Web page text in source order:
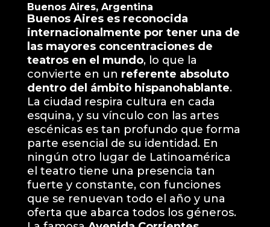
Buenos Aires, Argentina
Buenos Aires es reconocida
internacionalmente por tener una de
las mayores concentraciones de
teatros en el mundo, lo que la
convierte en un referente absoluto
dentro del ámbito hispanohablante.
La ciudad respira cultura en cada
esquina, y su vínculo con las artes
escénicas es tan profundo que forma
parte esencial de su identidad. En
ningún otro lugar de Latinoamérica
el teatro tiene una presencia tan
fuerte y constante, con funciones
que se renuevan todo el año y una
oferta que abarca todos los géneros.